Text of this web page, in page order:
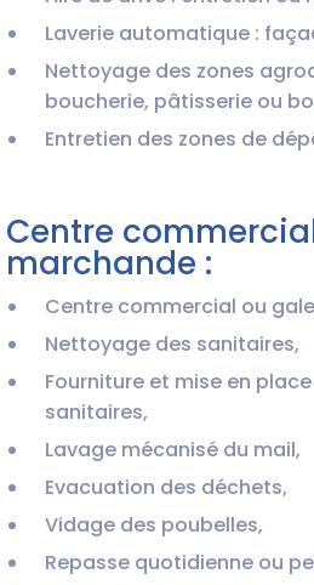
Laverie automatique :
Nettoyage des zones
boucherie, pâtisserie ou
Entretien des zones de
Centre
marchande :
Centre commercial ou
Nettoyage des sanitaires,
Fourniture et mise en
sanitaires,
Lavage mécanisé du mail,
Evacuation des déchets,
Vidage des poubelles,
Repasse quotidienne ou